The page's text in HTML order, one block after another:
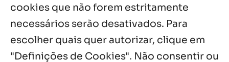
cookies que não forem estritamente
necessários serão desativados. Para
escolher quais quer autorizar, clique em
"Definições de Cookies". Não consentir ou
Notícias por Categoria